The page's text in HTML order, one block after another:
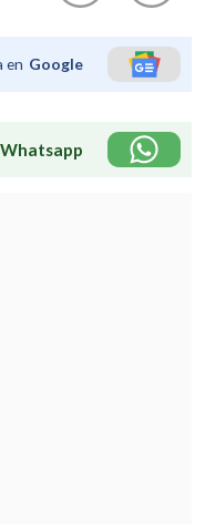
en Google
Whatsapp